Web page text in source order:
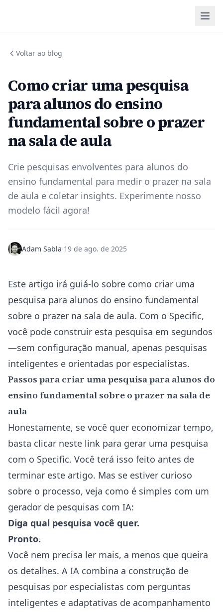
Voltar ao blog
Como criar uma pesquisa
para alunos do ensino
fundamental sobre o prazer
na sala de aula
Crie pesquisas envolventes para alunos do
ensino fundamental para medir o prazer na sala
de aula e coletar insights. Experimente nosso
modelo fácil agora!
Adam Sabla·19 de ago. de 2025
Este artigo irá guiá-lo sobre como criar uma
pesquisa para alunos do ensino fundamental
sobre o prazer na sala de aula. Com o Specific,
você pode construir esta pesquisa em segundos
—sem configuração manual, apenas pesquisas
inteligentes e orientadas por especialistas.
Passos para criar uma pesquisa para alunos do
ensino fundamental sobre o prazer na sala de
aula
Honestamente, se você quer economizar tempo,
basta clicar neste link para gerar uma pesquisa
com o Specific. Você terá isso feito antes de
terminar este artigo. Mas se estiver curioso
sobre o processo, veja como é simples com um
gerador de pesquisas com IA:
Diga qual pesquisa você quer.
Pronto.
Você nem precisa ler mais, a menos que queira
os detalhes. A IA combina a construção de
pesquisas por especialistas com perguntas
inteligentes e adaptativas de acompanhamento